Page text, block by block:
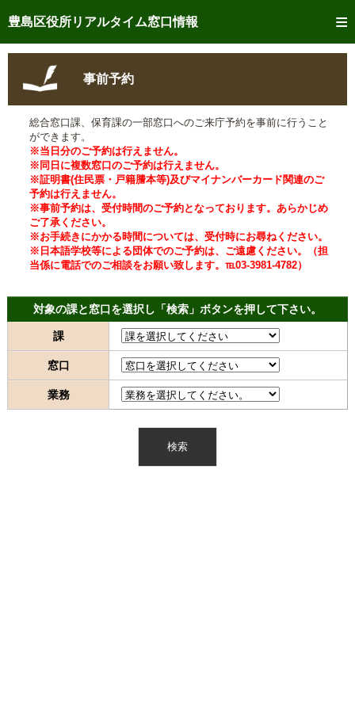
豊島区役所リアルタイム窓口情報
トップページへ
ご利用方法
事前予約
予約状況確認
リアルタイム窓口混雑状況
リアルタイム交付状況確認
メール通知登録
混雑予想カレンダー
事前予約
総合窓口課、保育課の一部窓口へのご来庁予約を事前に行うこと
ができます。
※当日分のご予約は行えません。
※同日に複数窓口のご予約は行えません。
※証明書(住民票・戸籍謄本等)及びマイナンバーカード関連のご
予約は行えません。
※事前予約は、受付時間のご予約となっております。あらかじめ
ご了承ください。
※お手続きにかかる時間については、受付時にお尋ねください。
※日本語学校等による団体でのご予約は、ご遠慮ください。（担
当係に電話でのご相談をお願い致します。℡03-3981-4782）
対象の課と窓口を選択し「検索」ボタンを押して下さい。
課
窓口
業務